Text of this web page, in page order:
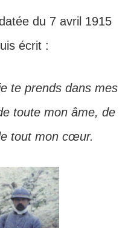
du 7 avril 1915
écrit :
te prends dans mes
toute mon âme, de
tout mon cœur.